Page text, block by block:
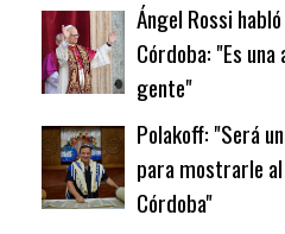
Ángel Rossi
Córdoba: "Es
gente"
Polakoff: "Será
para mostrarle
Córdoba"